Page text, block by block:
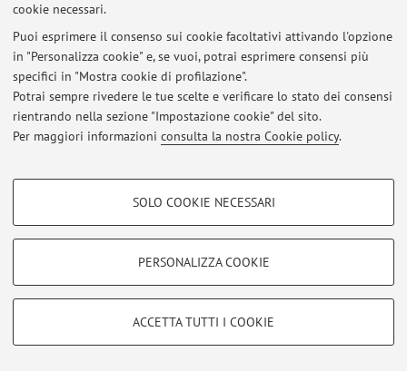
cookie necessari.
Puoi esprimere il consenso sui cookie facoltativi attivando l'opzione
in "Personalizza cookie" e, se vuoi, potrai esprimere consensi più
specifici in "Mostra cookie di profilazione".
Potrai sempre rivedere le tue scelte e verificare lo stato dei consensi
rientrando nella sezione "Impostazione cookie" del sito.
Per maggiori informazioni consulta la nostra Cookie policy.
COOKIE DI PROFILAZIONE - FACOLTATIVI
COOKIE TECNICI - NECESSARI
Si tratta di cookie tecnici utilizzati, a titolo esemplificativo, per il corretto
SOLO COOKIE NECESSARI
PERSONALIZZA COOKIE
ACCETTA TUTTI I COOKIE
Area riservata
Accedi tramiteloginper gestire tutti i contenuti del sito.
Zamboni, 33 - 40126 Bologna - Partita IVA: 01131710376